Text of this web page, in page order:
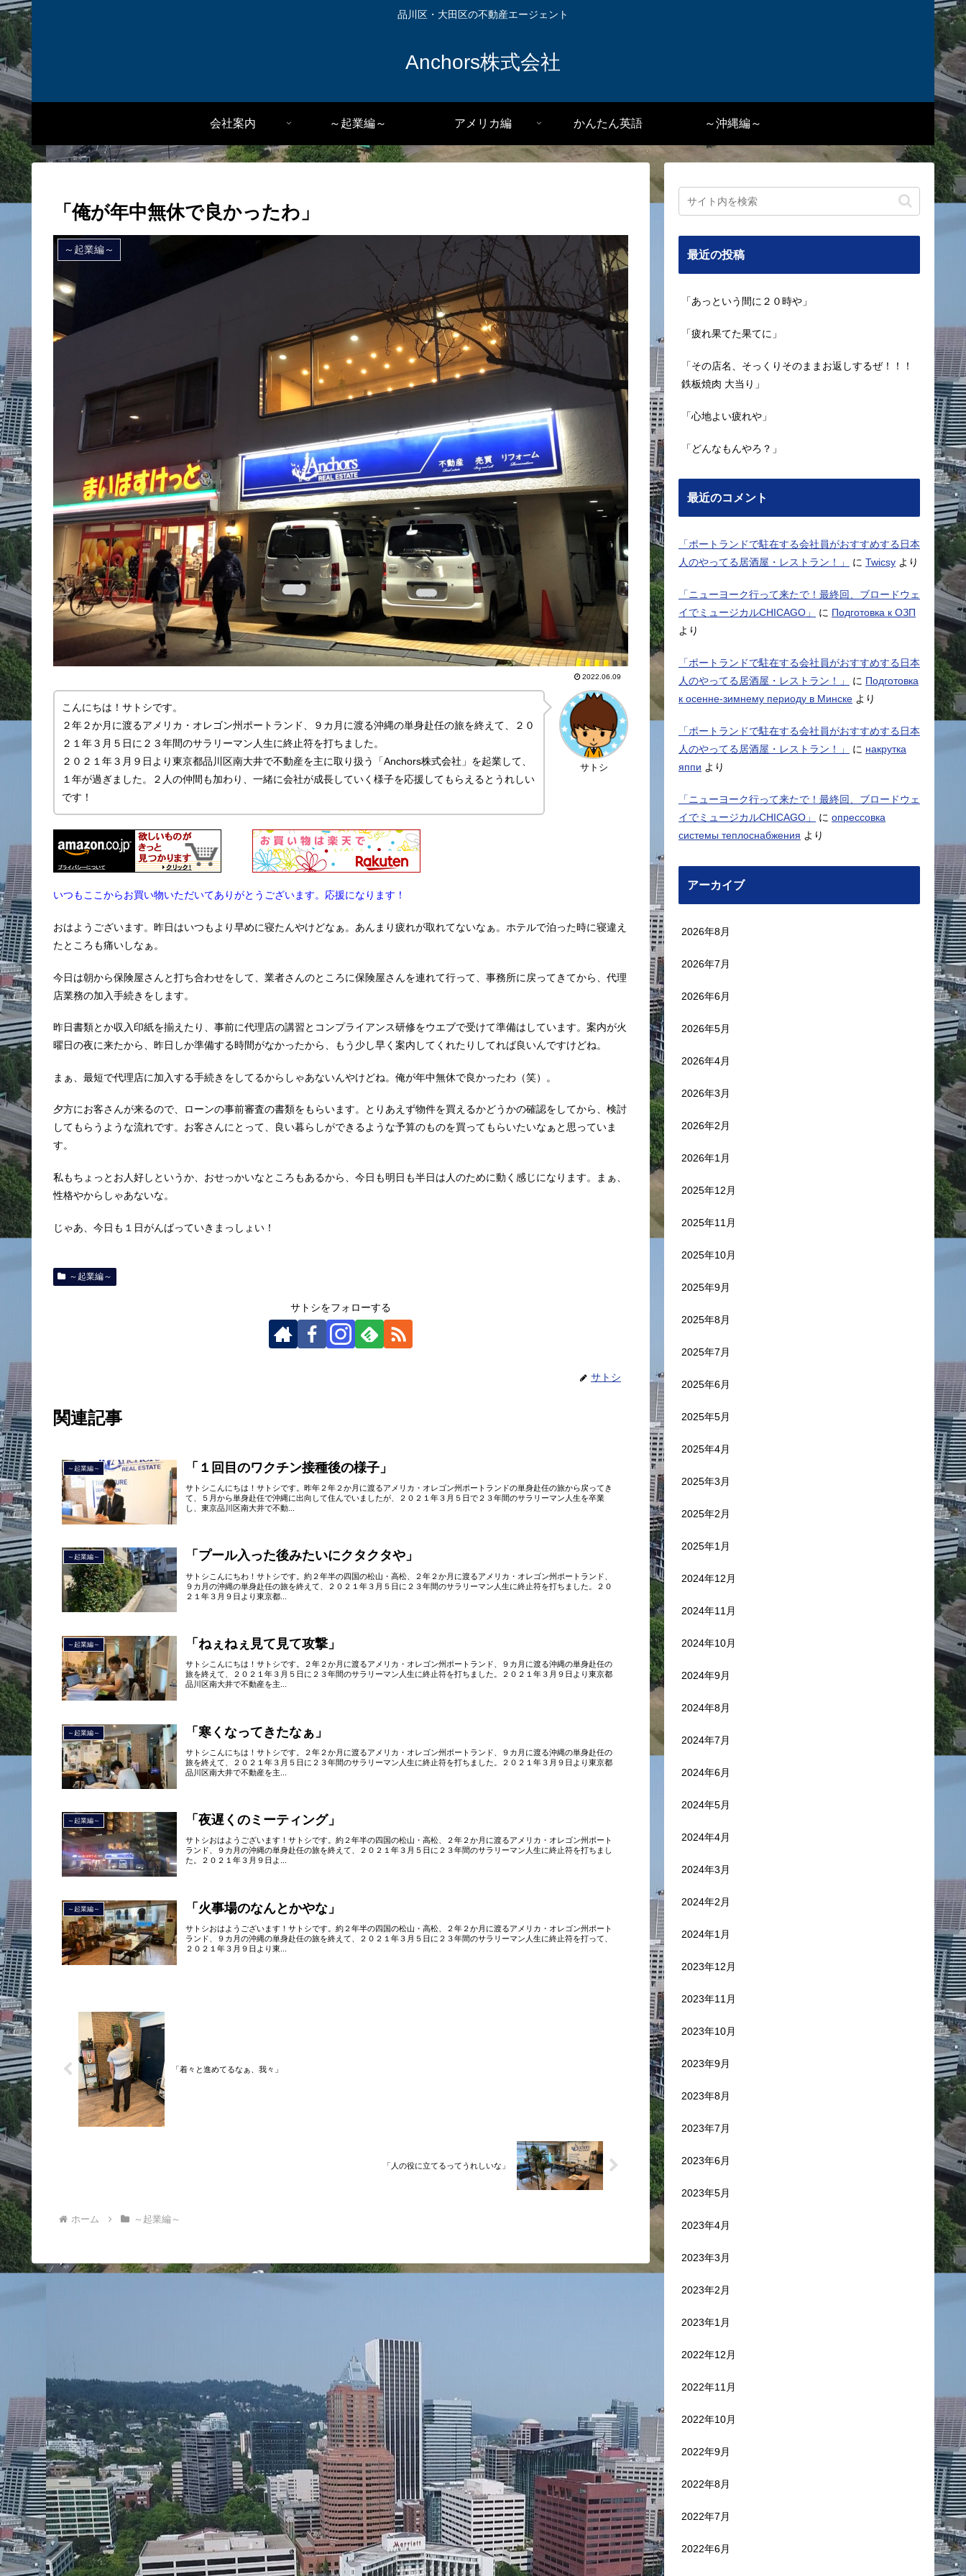
品川区・大田区の不動産エージェント
Anchors株式会社
会社案内 ～起業編～ アメリカ編 かんたん英語 ～沖縄編～
「俺が年中無休で良かったわ」
～起業編～
2022.06.09
サトシ
こんにちは！サトシです。
２年２か月に渡るアメリカ・オレゴン州ポートランド、９カ月に渡る沖縄の単身赴任の旅を終えて、２０
２１年３月５日に２３年間のサラリーマン人生に終止符を打ちました。
２０２１年３月９日より東京都品川区南大井で不動産を主に取り扱う「Anchors株式会社」を起業して、
１年が過ぎました。２人の仲間も加わり、一緒に会社が成長していく様子を応援してもらえるとうれしい
です！
いつもここからお買い物いただいてありがとうございます。応援になります！
おはようございます。昨日はいつもより早めに寝たんやけどなぁ。あんまり疲れが取れてないなぁ。ホテルで泊った時に寝違え
たところも痛いしなぁ。
今日は朝から保険屋さんと打ち合わせをして、業者さんのところに保険屋さんを連れて行って、事務所に戻ってきてから、代理
店業務の加入手続きをします。
昨日書類とか収入印紙を揃えたり、事前に代理店の講習とコンプライアンス研修をウエブで受けて準備はしています。案内が火
曜日の夜に来たから、昨日しか準備する時間がなかったから、もう少し早く案内してくれたりしてれば良いんですけどね。
まぁ、最短で代理店に加入する手続きをしてるからしゃあないんやけどね。俺が年中無休で良かったわ（笑）。
夕方にお客さんが来るので、ローンの事前審査の書類をもらいます。とりあえず物件を買えるかどうかの確認をしてから、検討
してもらうような流れです。お客さんにとって、良い暮らしができるような予算のものを買ってもらいたいなぁと思っていま
す。
私もちょっとお人好しというか、おせっかいなところもあるから、今日も明日も半日は人のために動く感じになります。まぁ、
性格やからしゃあないな。
じゃあ、今日も１日がんばっていきまっしょい！
～起業編～
サトシをフォローする
サトシ
関連記事
～起業編～ 「１回目のワクチン接種後の様子」
サトシこんにちは！サトシです。昨年２年２か月に渡るアメリカ・オレゴン州ポートランドの単身赴任の旅から戻ってき
て、５月から単身赴任で沖縄に出向して住んでいましたが、２０２１年３月５日で２３年間のサラリーマン人生を卒業
し、東京品川区南大井で不動...
～起業編～ 「プール入った後みたいにクタクタや」
サトシこんにちわ！サトシです。約２年半の四国の松山・高松、２年２か月に渡るアメリカ・オレゴン州ポートランド、
９カ月の沖縄の単身赴任の旅を終えて、２０２１年３月５日に２３年間のサラリーマン人生に終止符を打ちました。２０
２１年３月９日より東京都...
～起業編～ 「ねぇねぇ見て見て攻撃」
サトシこんにちは！サトシです。２年２か月に渡るアメリカ・オレゴン州ポートランド、９カ月に渡る沖縄の単身赴任の
旅を終えて、２０２１年３月５日に２３年間のサラリーマン人生に終止符を打ちました。２０２１年３月９日より東京都
品川区南大井で不動産を主...
～起業編～ 「寒くなってきたなぁ」
サトシこんにちは！サトシです。２年２か月に渡るアメリカ・オレゴン州ポートランド、９カ月に渡る沖縄の単身赴任の
旅を終えて、２０２１年３月５日に２３年間のサラリーマン人生に終止符を打ちました。２０２１年３月９日より東京都
品川区南大井で不動産を主...
～起業編～ 「夜遅くのミーティング」
サトシおはようございます！サトシです。約２年半の四国の松山・高松、２年２か月に渡るアメリカ・オレゴン州ポート
ランド、９カ月の沖縄の単身赴任の旅を終えて、２０２１年３月５日に２３年間のサラリーマン人生に終止符を打ちまし
た。２０２１年３月９日よ...
～起業編～ 「火事場のなんとかやな」
サトシおはようございます！サトシです。約２年半の四国の松山・高松、２年２か月に渡るアメリカ・オレゴン州ポート
ランド、９カ月の沖縄の単身赴任の旅を終えて、２０２１年３月５日に２３年間のサラリーマン人生に終止符を打って、
２０２１年３月９日より東...
「着々と進めてるなぁ、我々」
「人の役に立てるってうれしいな」
ホーム ～起業編～
最近の投稿
「あっという間に２０時や」
「疲れ果てた果てに」
「その店名、そっくりそのままお返しするぜ！！！
鉄板焼肉 大当り」
「心地よい疲れや」
「どんなもんやろ？」
最近のコメント
「ポートランドで駐在する会社員がおすすめする日本
人のやってる居酒屋・レストラン！」
に Twicsy より
「ニューヨーク行って来たで！最終回、ブロードウェ
イでミュージカルCHICAGO」
に Подготовка к ОЗП
より
「ポートランドで駐在する会社員がおすすめする日本
人のやってる居酒屋・レストラン！」
に Подготовка
к осенне-зимнему периоду в Минске より
「ポートランドで駐在する会社員がおすすめする日本
人のやってる居酒屋・レストラン！」
に накрутка
яппи より
「ニューヨーク行って来たで！最終回、ブロードウェ
イでミュージカルCHICAGO」
に опрессовка
системы теплоснабжения より
アーカイブ
2026年8月
2026年7月
2026年6月
2026年5月
2026年4月
2026年3月
2026年2月
2026年1月
2025年12月
2025年11月
2025年10月
2025年9月
2025年8月
2025年7月
2025年6月
2025年5月
2025年4月
2025年3月
2025年2月
2025年1月
2024年12月
2024年11月
2024年10月
2024年9月
2024年8月
2024年7月
2024年6月
2024年5月
2024年4月
2024年3月
2024年2月
2024年1月
2023年12月
2023年11月
2023年10月
2023年9月
2023年8月
2023年7月
2023年6月
2023年5月
2023年4月
2023年3月
2023年2月
2023年1月
2022年12月
2022年11月
2022年10月
2022年9月
2022年8月
2022年7月
2022年6月